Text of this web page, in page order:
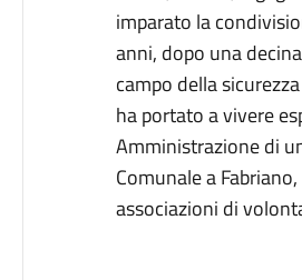
imparato la
anni, dopo una
campo della
ha portato a vivere
Amministrazione di
Comunale a
associazioni di